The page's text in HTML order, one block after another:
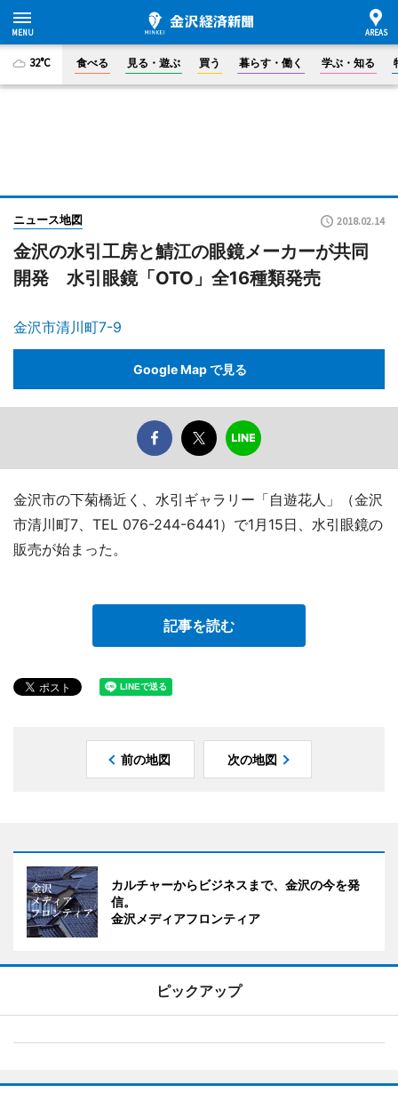
32°C 食べる 見る・遊ぶ 買う 暮らす・働く 学ぶ・知る
ニュース地図 2018.02.14
金沢の水引工房と鯖江の眼鏡メーカーが共同
開発 水引眼鏡「OTO」全16種類発売
金沢市清川町7-9
Google Map で見る
金沢市の下菊橋近く、水引ギャラリー「自遊花人」（金沢
市清川町7、TEL 076-244-6441）で1月15日、水引眼鏡の
販売が始まった。
記事を読む
前の地図 次の地図
カルチャーからビジネスまで、金沢の今を発
信。
金沢メディアフロンティア
ピックアップ